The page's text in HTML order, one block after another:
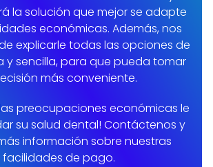
la solución que mejor se adapte
económicas. Además, nos
explicarle todas las opciones de
y sencilla, para que pueda tomar
más conveniente.
preocupaciones económicas le
su salud dental! Contáctenos y
información sobre nuestras
facilidades de pago.